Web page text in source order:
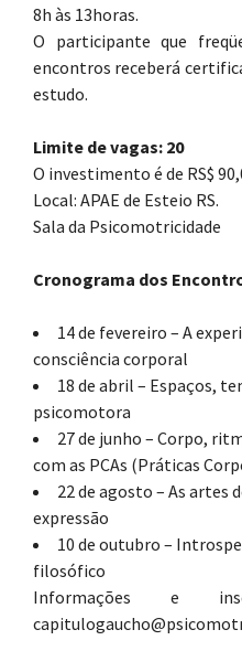
8h às 13horas.
O participante que
encontros receberá
estudo.
Limite de vagas: 20
O investimento é de RS$
Local: APAE de Esteio RS.
Sala da Psicomotricidade
Cronograma dos
14 de fevereiro – A
consciência corporal
18 de abril – Espaços,
psicomotora
27 de junho – Corpo,
com as PCAs (Práticas
22 de agosto – As artes
expressão
10 de outubro –
filosófico
Informações e